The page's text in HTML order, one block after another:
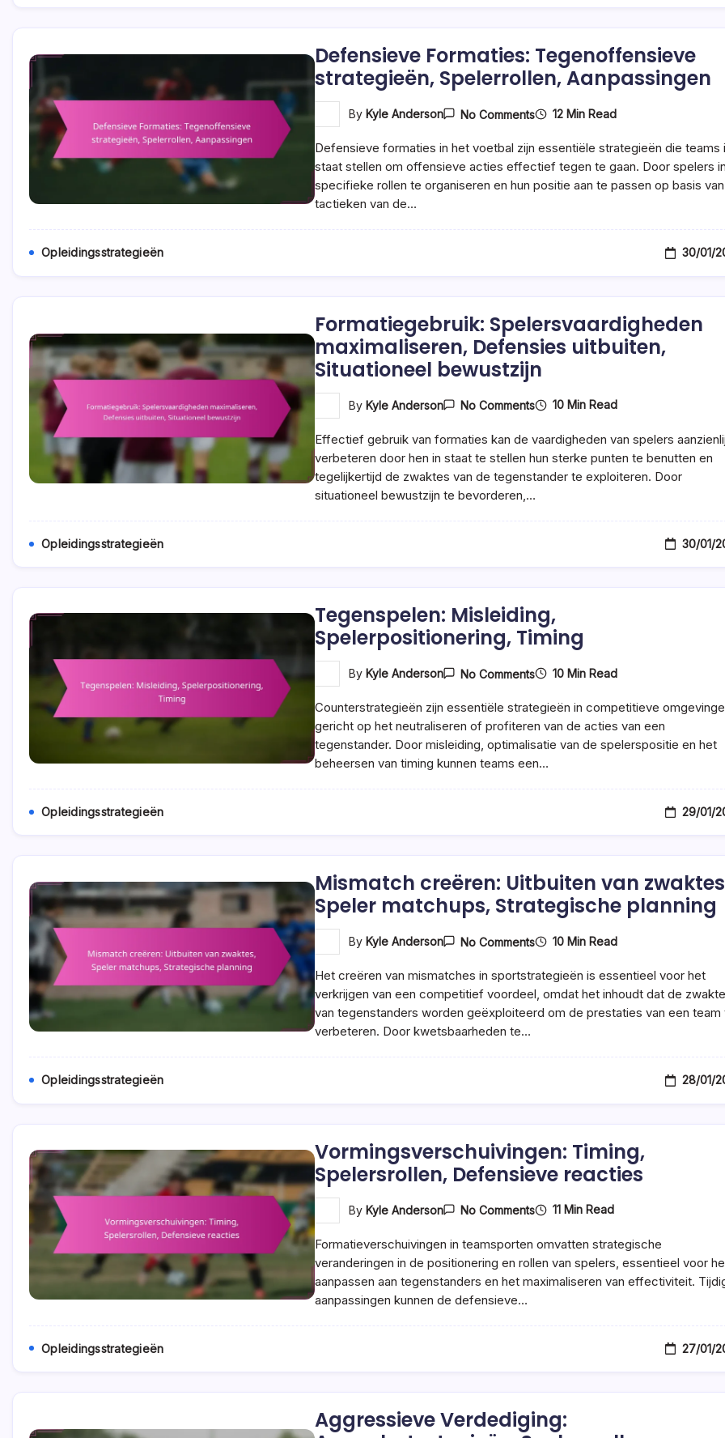
Defensieve Formaties: Tegenoffensieve
strategieën, Spelerrollen, Aanpassingen
By Kyle Anderson No CommentsOn
Tegenoffensieve
Strategieën,
Spelerrollen,
Aanpassingen
12 Min Read
Defensieve formaties in het voetbal zijn essentiële strategieën die teams
staat stellen om offensieve acties effectief tegen te gaan. Door spelers in
specifieke rollen te organiseren en hun positie aan te passen op basis
tactieken van de…
Opleidingsstrategieën 30/01/
Formatiegebruik: Spelersvaardigheden
maximaliseren, Defensies uitbuiten,
Situationeel bewustzijn
By Kyle Anderson No CommentsOn
Maximaliseren,
Defensies
Situationeel
10 Min Read
Effectief gebruik van formaties kan de vaardigheden van spelers
verbeteren door hen in staat te stellen hun sterke punten te benutten en
tegelijkertijd de zwaktes van de tegenstander te exploiteren. Door
situationeel bewustzijn te bevorderen,…
Opleidingsstrategieën 30/01/
Tegenspelen: Misleiding,
Spelerpositionering, Timing
By Kyle Anderson No CommentsOn
Spelerpositionering,
Timing
10 Min Read
Counterstrategieën zijn essentiële strategieën in competitieve
gericht op het neutraliseren of profiteren van de acties van een
tegenstander. Door misleiding, optimalisatie van de spelerspositie en het
beheersen van timing kunnen teams een…
Opleidingsstrategieën 29/01/
Mismatch creëren: Uitbuiten van
Speler matchups, Strategische planning
By Kyle Anderson No CommentsOn
Uitbuiten
Van
Zwaktes,
Speler
10 Min Read
Het creëren van mismatches in sportstrategieën is essentieel voor het
verkrijgen van een competitief voordeel, omdat het inhoudt dat de
van tegenstanders worden geëxploiteerd om de prestaties van een team
verbeteren. Door kwetsbaarheden te…
Opleidingsstrategieën 28/01/
Vormingsverschuivingen: Timing,
Spelersrollen, Defensieve reacties
By Kyle Anderson No CommentsOn
Spelersrollen,
Defensieve
11 Min Read
Formatieverschuivingen in teamsporten omvatten strategische
veranderingen in de positionering en rollen van spelers, essentieel voor
aanpassen aan tegenstanders en het maximaliseren van effectiviteit.
aanpassingen kunnen de defensieve…
Opleidingsstrategieën 27/01/
Aggressieve Verdediging: